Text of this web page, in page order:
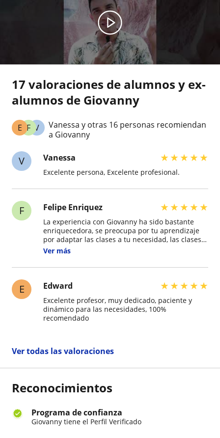
17 valoraciones de alumnos y ex-
alumnos de Giovanny
V
F
E
Vanessa y otras 16 personas recomiendan
a Giovanny
V Vanessa ★★★★★
Excelente persona, Excelente profesional.
F Felipe Enriquez ★★★★★
La experiencia con Giovanny ha sido bastante
enriquecedora, se preocupa por tu aprendizaje
por adaptar las clases a tu necesidad, las clases
son amenas y es émpatico. Tiene bastante
exámenes y para preparación de la vida en
Ver más
E Edward ★★★★★
Excelente profesor, muy dedicado, paciente y
dinámico para las necesidades, 100%
recomendado
Ver todas las valoraciones
Reconocimientos
Programa de confianza
Giovanny tiene el Perfil Verificado